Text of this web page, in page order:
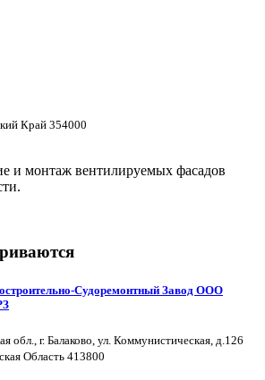
Край 354000
и монтаж вентилируемых фасадов
Судоремонтный Завод ООО
обл., г. Балаково, ул. Коммунистическая, д.126
Область 413800